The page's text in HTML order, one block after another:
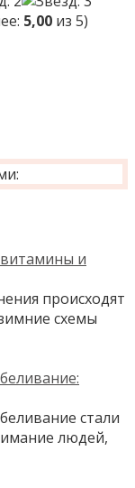
5,00 из 5)
витамины и
происходят
схемы
стали
людей,